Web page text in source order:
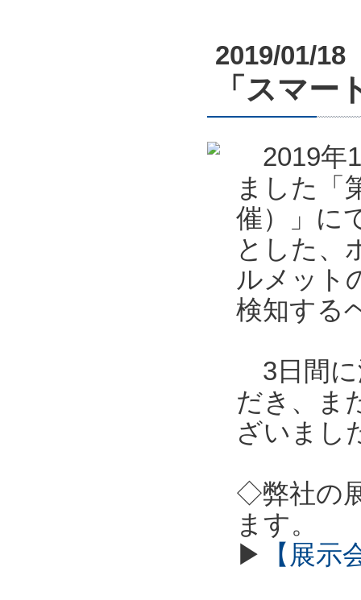
2019/01/18
「スマ
2019年1
ました「
催）」に
とした、
ルメット
検知する
3日間に
だき、ま
ざいまし
◇弊社の
ます。
▶
【展